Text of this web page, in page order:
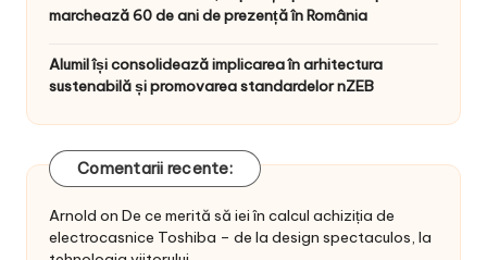
marchează 60 de ani de prezență în România
Alumil își consolidează implicarea în arhitectura
sustenabilă și promovarea standardelor nZEB
Comentarii recente:
Arnold on De ce merită să iei în calcul achiziția de
electrocasnice Toshiba – de la design spectaculos, la